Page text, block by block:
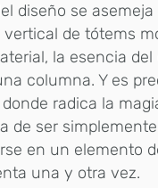
diseño se asemeja
de tótems
la esencia del
columna. Y es
radica la
de ser
en un elemento
una y otra vez.